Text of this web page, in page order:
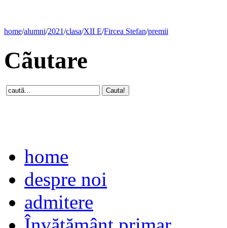
home/alumni/2021/clasa/XII E/Fircea Stefan/premii
Cãutare
home
despre noi
admitere